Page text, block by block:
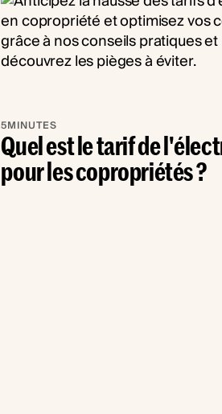
5MINUTES
Quel est le tarif de
pour les copropriétés ?